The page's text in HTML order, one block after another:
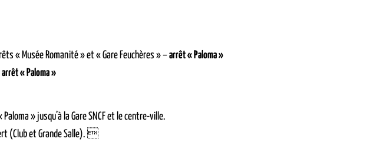
« Musée Romanité » et « Gare Feuchères » –arrêt « Paloma »
arrêt « Paloma »
Paloma » jusqu’à la Gare SNCF et le centre-ville.
(Club et Grande Salle). 